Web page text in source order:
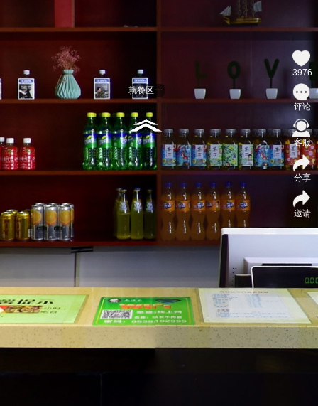
就餐区一
3976
评论
客服
分享
邀请